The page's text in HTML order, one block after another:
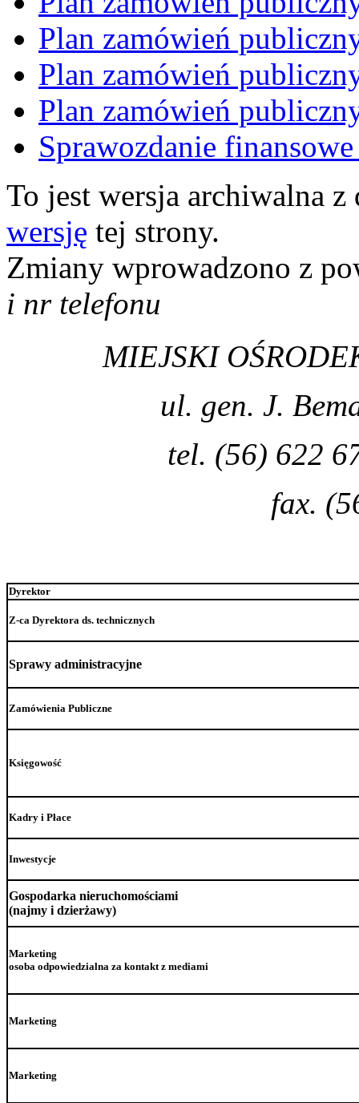
Plan zamówień
Plan zamówień
Plan zamówień
Sprawozdanie
To jest wersja archiwalna
wersję tej strony.
Zmiany wprowadzono z
i nr telefonu
MIEJSKI
ul. gen. J.
tel. (56) 622
fax.
Dyrektor
Z-ca Dyrektora ds. technicznych
Sprawy administracyjne
Zamówienia Publiczne
Księgowość
Kadry i Płace
Inwestycje
Gospodarka nieruchomościami
(najmy i dzierżawy)
Marketing
osoba odpowiedzialna za kontakt z mediami
Marketing
Marketing